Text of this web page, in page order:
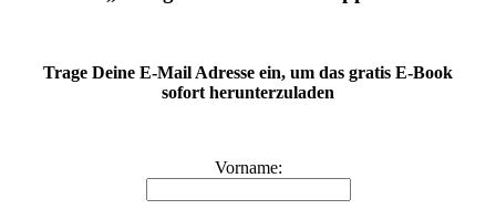
Trage Deine E-Mail Adresse ein, um das gratis E-Book
sofort herunterzuladen
Vorname: